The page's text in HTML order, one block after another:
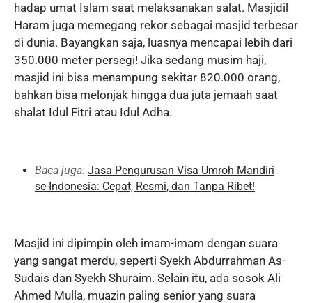
hadap umat Islam saat melaksanakan salat. Masjidil
Haram juga memegang rekor sebagai masjid terbesar
di dunia. Bayangkan saja, luasnya mencapai lebih dari
350.000 meter persegi! Jika sedang musim haji,
masjid ini bisa menampung sekitar 820.000 orang,
bahkan bisa melonjak hingga dua juta jemaah saat
shalat Idul Fitri atau Idul Adha.
Baca juga: Jasa Pengurusan Visa Umroh Mandiri
se-Indonesia: Cepat, Resmi, dan Tanpa Ribet!
Masjid ini dipimpin oleh imam-imam dengan suara
yang sangat merdu, seperti Syekh Abdurrahman As-
Sudais dan Syekh Shuraim. Selain itu, ada sosok Ali
Ahmed Mulla, muazin paling senior yang suara